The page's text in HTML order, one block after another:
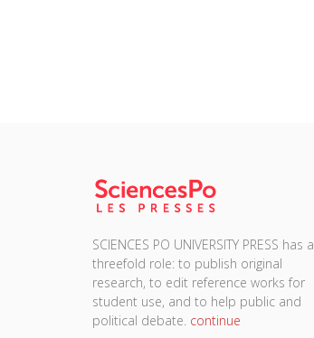
SCIENCES PO UNIVERSITY PRESS has a
threefold role: to publish original
research, to edit reference works for
student use, and to help public and
political debate. continue